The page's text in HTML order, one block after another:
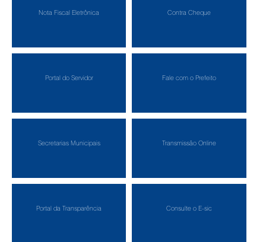
Nota Fiscal Eletrônica Contra Cheque
Portal do Servidor Fale com o Prefeito
Secretarias Municipais Transmissão Online
Portal da Transparência Consulte o E-sic